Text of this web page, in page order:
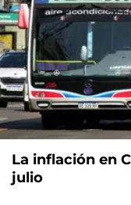
La inflación en
julio